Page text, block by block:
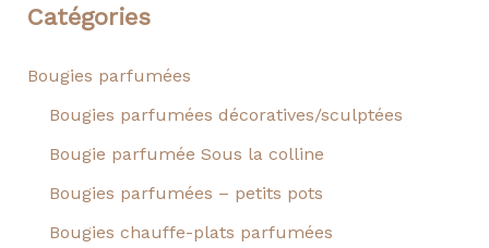
Catégories
Bougies parfumées
Bougies parfumées décoratives/sculptées
Bougie parfumée Sous la colline
Bougies parfumées – petits pots
Bougies chauffe-plats parfumées